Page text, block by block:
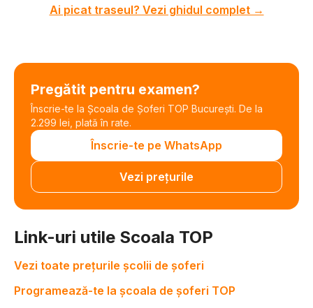
Ai picat traseul? Vezi ghidul complet →
Pregătit pentru examen?
Înscrie-te la Școala de Șoferi TOP București. De la
2.299 lei, plată în rate.
Înscrie-te pe WhatsApp
Vezi prețurile
Link-uri utile Scoala TOP
Vezi toate prețurile școlii de șoferi
Programează-te la școala de șoferi TOP